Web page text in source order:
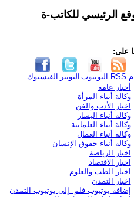
الرئيسي للكاتب-ة
على:
الفيسبوك التويتر اليوتيوب RSS
أخبار عامة
وكالة أنباء المرأة
اخبار الأدب والفن
وكالة أنباء اليسار
وكالة أنباء العلمانية
وكالة أنباء العمال
وكالة أنباء حقوق الإنسان
اخبار الرياضة
اخبار الاقتصاد
اخبار الطب والعلوم
اخبار التمدن
إضافة يوتيوب-فلم إلى يوتيوب التمدن